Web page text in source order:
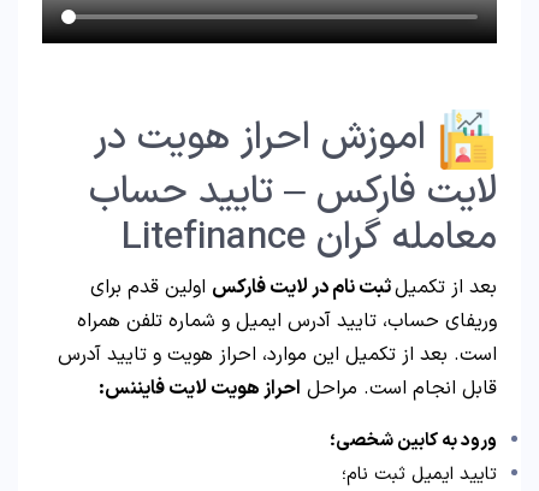
اموزش احراز هویت در
لایت فارکس – تایید حساب
معامله گران Litefinance
بعد از تکمیلثبت نام در لایت فارکس اولین قدم برای
وریفای حساب، تایید آدرس ایمیل و شماره تلفن همراه
است. بعد از تکمیل این موارد، احراز هویت و تایید آدرس
قابل انجام است. مراحل احراز هویت لایت فایننس:
ورود به کابین شخصی؛
تایید ایمیل ثبت نام؛